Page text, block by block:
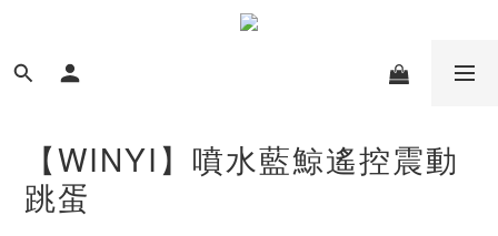
【WINYI】噴水藍鯨遙控震動
跳蛋